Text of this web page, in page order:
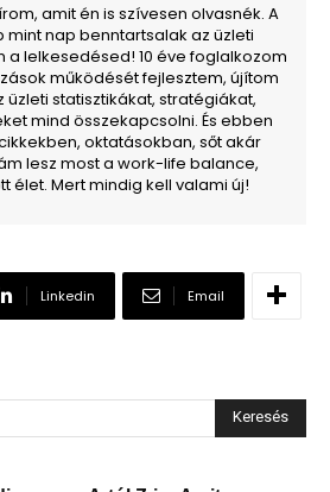
amit én is szívesen olvasnék. A
mint nap benntartsalak az üzleti
a lelkesedésed! 10 éve foglalkozom
működését fejlesztem, újítom
statisztikákat, stratégiákat,
mind összekapcsolni. És ebben
oktatásokban, sőt akár
lesz most a work-life balance,
élet. Mert mindig kell valami új!
Linkedin Email
Keresés